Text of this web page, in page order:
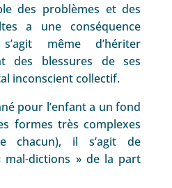
des problèmes et des
a une conséquence
même d’hériter
des blessures de ses
inconscient collectif.
pour l’enfant a un fond
formes très complexes
chacun), il s’agit de
mal-dictions » de la part